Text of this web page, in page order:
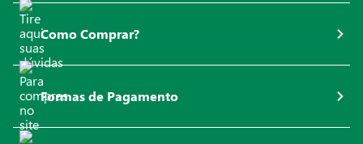
Como Comprar?
Formas de Pagamento